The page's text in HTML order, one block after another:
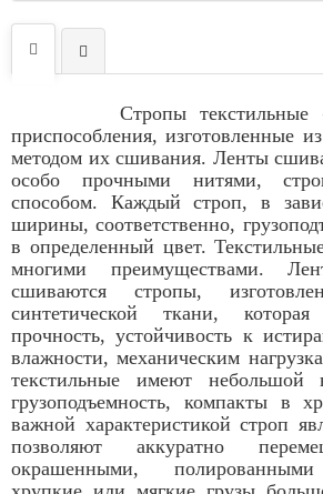
Стропы текстильные –
приспособления, изготовленные
методом их сшивания. Ленты
особо прочными нитями,
способом. Каждый строп, в
ширины, соответственно,
в определенный цвет.
многими преимуществами.
сшиваются стропы,
синтетической ткани,
прочность, устойчивость к
влажности, механическим
текстильные имеют
грузоподъемность, компакты в
важной характеристикой строп
позволяют аккуратно
окрашенными, полированными